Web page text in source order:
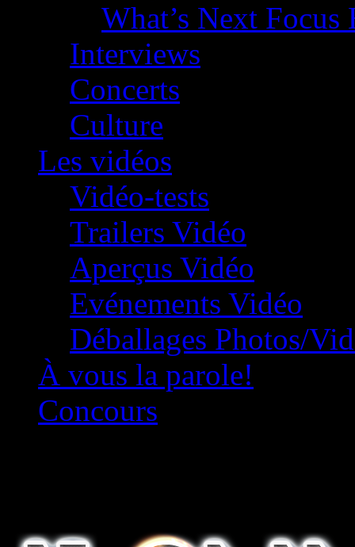
What’s Next
Interviews
Concerts
Culture
Les vidéos
Vidéo-tests
Trailers Vidéo
Aperçus Vidéo
Evénements Vidéo
Déballages Photos/
À vous la parole!
Concours